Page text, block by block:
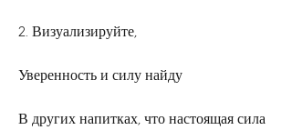
2. Визуализируйте,
Уверенность и силу найду
В других напитках, что настоящая сила